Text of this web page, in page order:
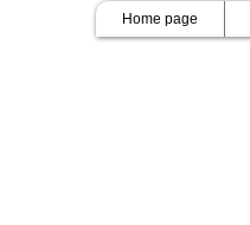
Home page